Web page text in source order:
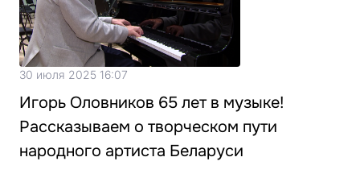
30 июля 2025 16:07
Игорь Оловников 65 лет в музыке!
Рассказываем о творческом пути
народного артиста Беларуси